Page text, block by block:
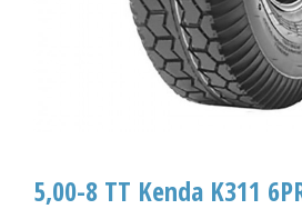
5,00-8 TT Kenda K311